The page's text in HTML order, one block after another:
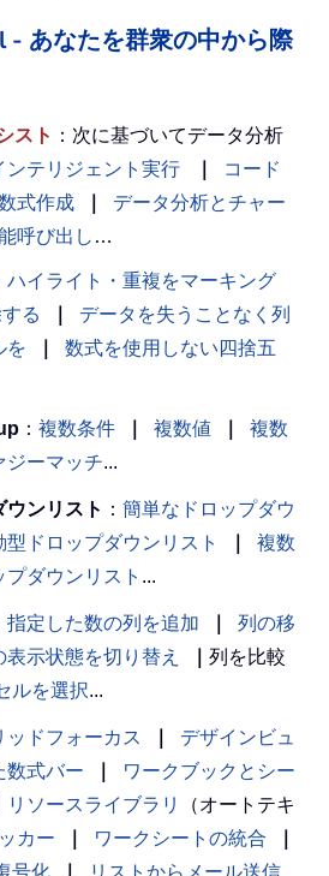
あなたを群衆の中から際
スト ：次に基づいてデータ分析
ンテリジェント実行
コード
式作成
データ分析とチャー
呼び出し …
ハイライト・重複をマーキング
る
データを失うことなく列
を
数式を使用しない四捨五
： 複数条件 複数値
複数
ジーマッチ...
ンリスト ： 簡単なドロップダウ
型ドロップダウンリスト
複数
ダウンリスト ...
指定した数の列を追加
列の移
示状態を切り替え
列を比較
ルを選択...
ッドフォーカス
デザインビュ
数式バー
ワークブックとシー
リソースライブラリ
（オートテキ
カー ワークシートの統合
号化
リストからメール送信